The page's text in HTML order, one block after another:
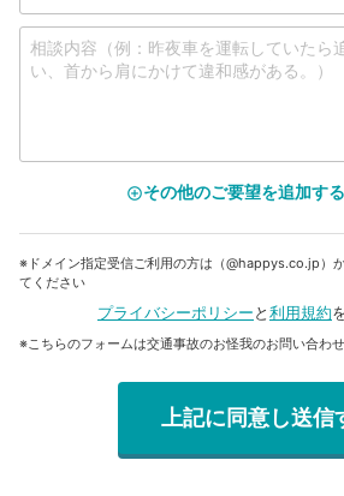
add_circle_outlineその他のご要望を追加する
※ドメイン指定受信ご利用の方は（@happys.co.jp）
てください
プライバシーポリシーと利用規約
※こちらのフォームは交通事故のお怪我のお問い合わ